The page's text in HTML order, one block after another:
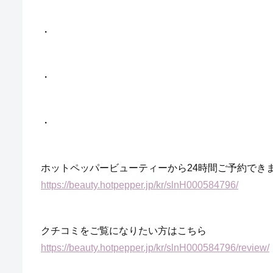
・
・
・
ホットペッパービューティーから24時間ご予約でき
https://beauty.hotpepper.jp/kr/slnH000584796/
クチコミをご覧になりたい方はこちら
https://beauty.hotpepper.jp/kr/slnH000584796/review/